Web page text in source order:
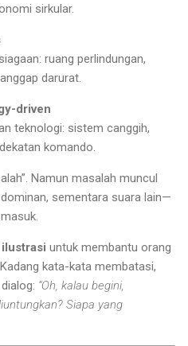
sirkular.
ruang perlindungan,
darurat.
driven
teknologi: sistem canggih,
komando.
Namun masalah muncul
sementara suara lain—
ilustrasi untuk membantu orang
kata-kata membatasi,
“Oh, kalau begini,
Siapa yang